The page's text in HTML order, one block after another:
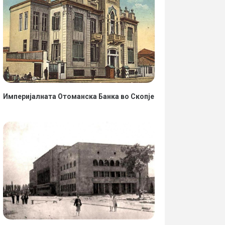
Империјалната Отоманска Банка во Скопје